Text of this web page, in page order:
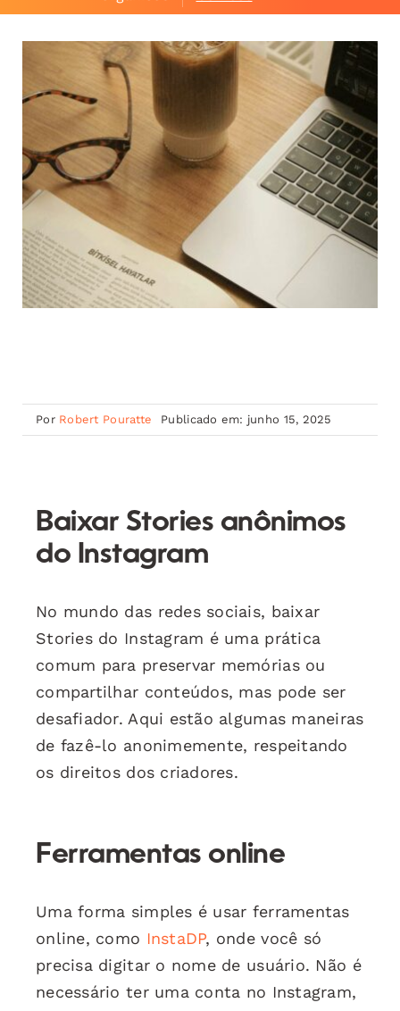
Por Robert Pouratte Publicado em: junho 15, 2025
Baixar Stories anônimos
do Instagram
No mundo das redes sociais, baixar
Stories do Instagram é uma prática
comum para preservar memórias ou
compartilhar conteúdos, mas pode ser
desafiador. Aqui estão algumas maneiras
de fazê-lo anonimemente, respeitando
os direitos dos criadores.
Ferramentas online
Uma forma simples é usar ferramentas
online, como InstaDP, onde você só
precisa digitar o nome de usuário. Não é
necessário ter uma conta no Instagram,